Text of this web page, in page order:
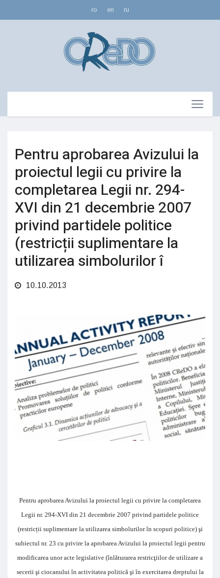
ro en ru
Pentru aprobarea Avizului la
proiectul legii cu privire la
completarea Legii nr. 294-
XVI din 21 decembrie 2007
privind partidele politice
(restricții suplimentare la
utilizarea simbolurilor î
10.10.2013
Pentru aprobarea Avizului la proiectul legii cu privire la completarea
Legii nr. 294-XVI din 21 decembrie 2007 privind partidele politice
(restricții suplimentare la utilizarea simbolurilor în scopuri politice) şi
subiectul nr. 23 cu privire la aprobarea Avizului la proiectul legii pentru
modificarea unor acte legislative (înlăturarea restricţiilor de utilizare a
secerii şi ciocanului în activitatea politică şi în exercitarea dreptului la